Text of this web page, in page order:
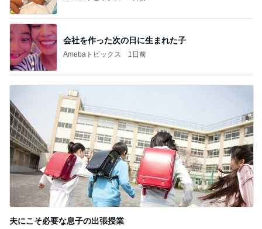
会社を作った次の日に生まれた子
Amebaトピックス 1日前
夫にこそ必要な息子の出張授業